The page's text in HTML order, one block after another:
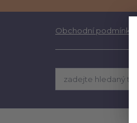
Obchodní podmínky